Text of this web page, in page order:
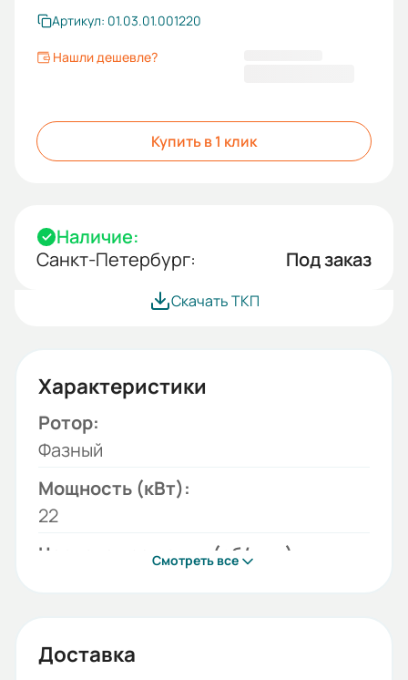
Артикул: 01.03.01.001220
Нашли дешевле?
Купить в 1 клик
Наличие:
Санкт-Петербург:
Под заказ
Скачать ТКП
Характеристики
Ротор:
Фазный
Мощность (кВт):
22
Частота вращения (об/мин):
1003
Смотреть все
Доставка